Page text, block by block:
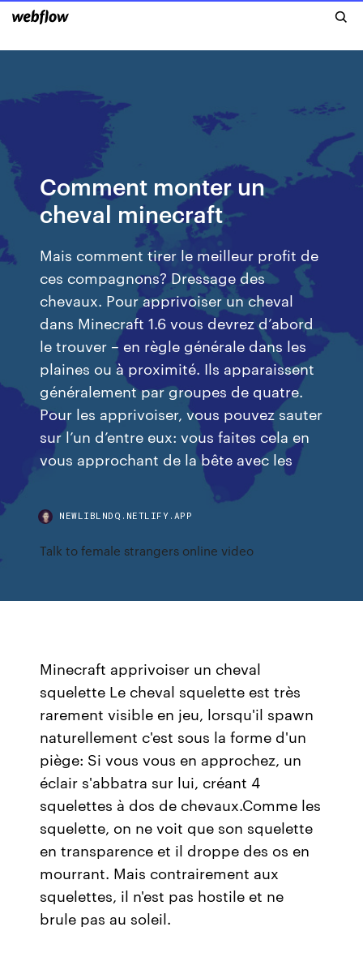
Comment monter un
cheval minecraft
Mais comment tirer le meilleur profit de
ces compagnons? Dressage des
chevaux. Pour apprivoiser un cheval
dans Minecraft 1.6 vous devrez d’abord
le trouver – en règle générale dans les
plaines ou à proximité. Ils apparaissent
généralement par groupes de quatre.
Pour les apprivoiser, vous pouvez sauter
sur l’un d’entre eux: vous faites cela en
vous approchant de la bête avec les
NEWLIBLNDQ.NETLIFY.APP
Talk to female strangers online video
Minecraft apprivoiser un cheval
squelette Le cheval squelette est très
rarement visible en jeu, lorsqu'il spawn
naturellement c'est sous la forme d'un
piège: Si vous vous en approchez, un
éclair s'abbatra sur lui, créant 4
squelettes à dos de chevaux.Comme les
squelette, on ne voit que son squelette
en transparence et il droppe des os en
mourrant. Mais contrairement aux
squelettes, il n'est pas hostile et ne
brule pas au soleil.